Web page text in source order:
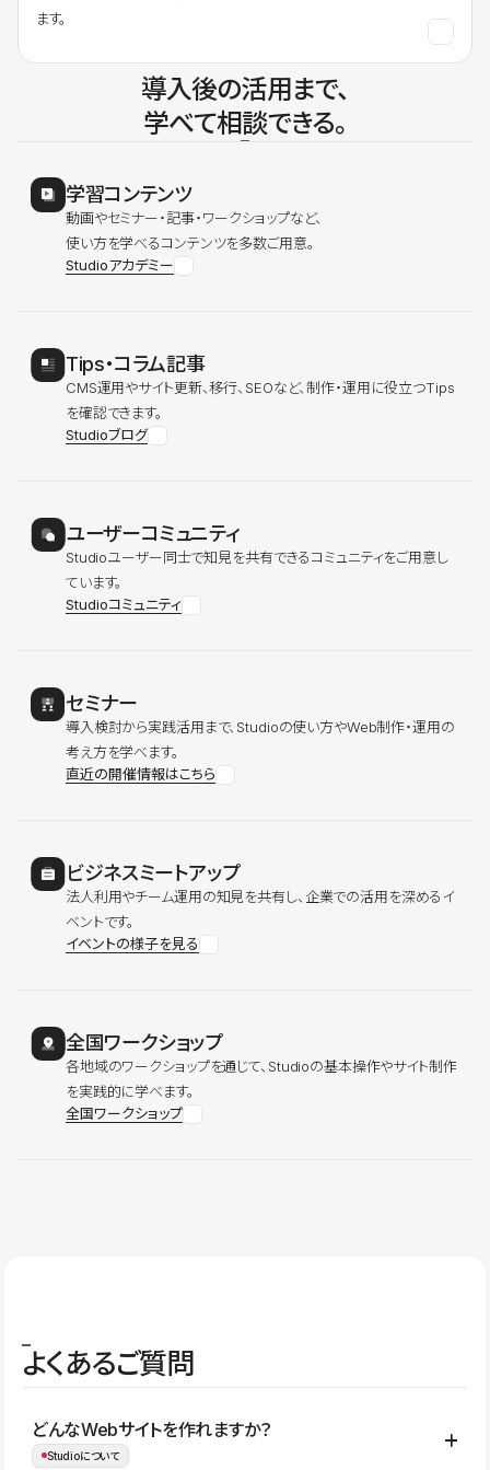
ます。
導入後の活用まで、
学べて相談できる。
学習コンテンツ
動画やセミナー・記事・ワークショップなど、
使い方を学べるコンテンツを多数ご用意。
Studioアカデミー
Tips・コラム記事
CMS運用やサイト更新、移行、SEOなど、制作・運用に役立つTips
を確認できます。
Studioブログ
ユーザーコミュニティ
Studioユーザー同士で知見を共有できるコミュニティをご用意し
ています。
Studioコミュニティ
セミナー
導入検討から実践活用まで、Studioの使い方やWeb制作・運用の
考え方を学べます。
直近の開催情報はこちら
ビジネスミートアップ
法人利用やチーム運用の知見を共有し、企業での活用を深めるイ
ベントです。
イベントの様子を見る
全国ワークショップ
各地域のワークショップを通じて、Studioの基本操作やサイト制作
を実践的に学べます。
全国ワークショップ
よくあるご質問
どんなWebサイトを作れますか？
Studioについて